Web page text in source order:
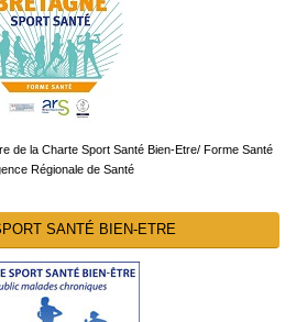
de la Charte Sport Santé Bien-Etre/ Forme Santé
Régionale de Santé
SANTÉ BIEN-ETRE